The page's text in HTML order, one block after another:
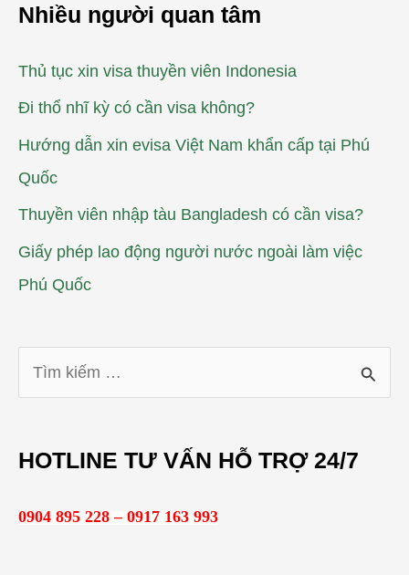
Nhiều người quan tâm
Thủ tục xin visa thuyền viên Indonesia
Đi thổ nhĩ kỳ có cần visa không?
Hướng dẫn xin evisa Việt Nam khẩn cấp tại Phú
Quốc
Thuyền viên nhập tàu Bangladesh có cần visa?
Giấy phép lao động người nước ngoài làm việc
Phú Quốc
i
HOTLINE TƯ VẤN HỖ TRỢ 24/7
0904 895 228 – 0917 163 993